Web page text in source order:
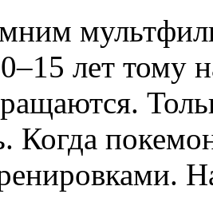
лет тому
Когда